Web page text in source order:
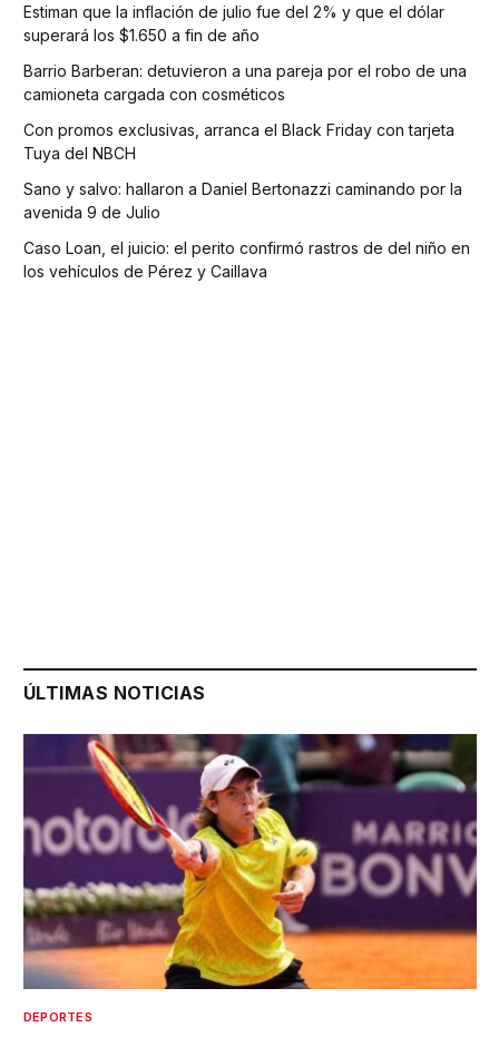
Estiman que la inflación de julio fue del 2% y que el dólar
superará los $1.650 a fin de año
Barrio Barberan: detuvieron a una pareja por el robo de una
camioneta cargada con cosméticos
Con promos exclusivas, arranca el Black Friday con tarjeta
Tuya del NBCH
Sano y salvo: hallaron a Daniel Bertonazzi caminando por la
avenida 9 de Julio
Caso Loan, el juicio: el perito confirmó rastros de del niño en
los vehículos de Pérez y Caillava
ÚLTIMAS NOTICIAS
DEPORTES